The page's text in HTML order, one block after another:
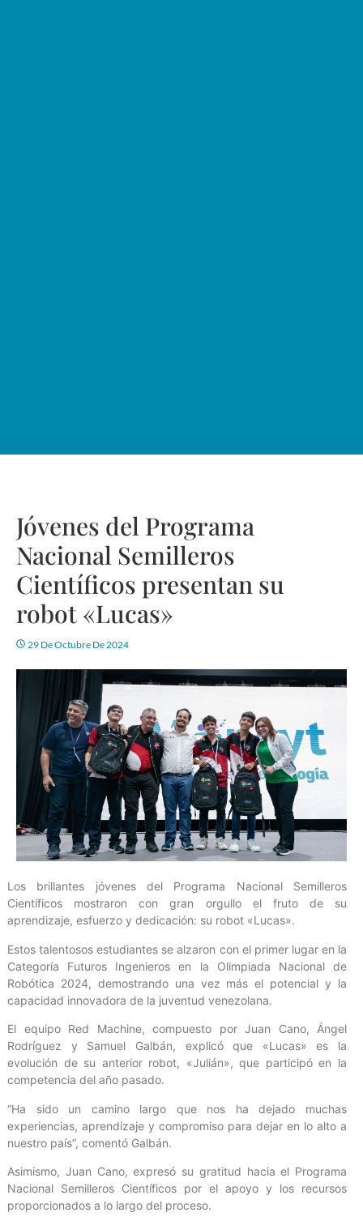
Jóvenes del Programa
Nacional Semilleros
Científicos presentan su
robot «Lucas»
29 De Octubre De 2024
Los brillantes jóvenes del Programa Nacional Semilleros
Científicos mostraron con gran orgullo el fruto de su
aprendizaje, esfuerzo y dedicación: su robot «Lucas».
Estos talentosos estudiantes se alzaron con el primer lugar en la
Categoría Futuros Ingenieros en la Olimpiada Nacional de
Robótica 2024, demostrando una vez más el potencial y la
capacidad innovadora de la juventud venezolana.
El equipo Red Machine, compuesto por Juan Cano, Ángel
Rodríguez y Samuel Galbán, explicó que «Lucas» es la
evolución de su anterior robot, «Julián», que participó en la
competencia del año pasado.
“Ha sido un camino largo que nos ha dejado muchas
experiencias, aprendizaje y compromiso para dejar en lo alto a
nuestro país”, comentó Galbán.
Asimismo, Juan Cano, expresó su gratitud hacia el Programa
Nacional Semilleros Científicos por el apoyo y los recursos
proporcionados a lo largo del proceso.